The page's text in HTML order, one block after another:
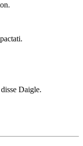
Daigle.